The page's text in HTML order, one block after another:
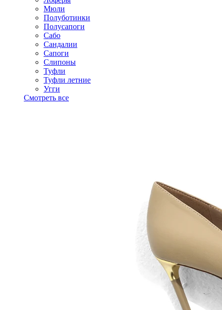
Мюли
Полуботинки
Полусапоги
Сабо
Сандалии
Сапоги
Слипоны
Туфли
Туфли летние
Угги
Смотреть все